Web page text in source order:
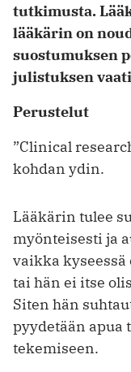
tutkimusta.
lääkärin on
suostumuksen
julistuksen
Perustelut
”Clinical
kohdan ydin.
Lääkärin tulee
myönteisesti ja
vaikka
tai hän ei itse
Siten hän
pyydetään apua
tekemiseen.